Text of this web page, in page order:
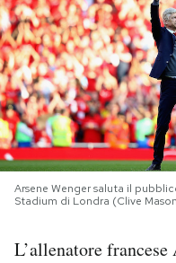
PODCAST
NEWSLETTER
I MIEI PREFERITI
SHOP
CALENDARIO
Arsene Wenger saluta il
Stadium di Londra (Clive
L’allenatore